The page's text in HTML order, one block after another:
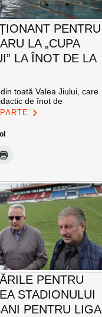
PENTRU
LA „CUPA
LA ÎNOT DE LA
toată Valea Jiului, care
de înot de
PENTRU
STADIONULUI
PENTRU LIGA